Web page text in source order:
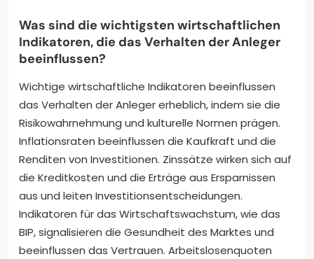
Was sind die wichtigsten wirtschaftlichen
Indikatoren, die das Verhalten der Anleger
beeinflussen?
Wichtige wirtschaftliche Indikatoren beeinflussen
das Verhalten der Anleger erheblich, indem sie die
Risikowahrnehmung und kulturelle Normen prägen.
Inflationsraten beeinflussen die Kaufkraft und die
Renditen von Investitionen. Zinssätze wirken sich auf
die Kreditkosten und die Erträge aus Ersparnissen
aus und leiten Investitionsentscheidungen.
Indikatoren für das Wirtschaftswachstum, wie das
BIP, signalisieren die Gesundheit des Marktes und
beeinflussen das Vertrauen. Arbeitslosenquoten